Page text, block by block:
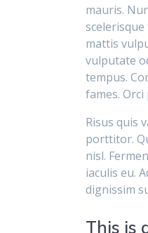
mauris.
mattis
vulputate
tempus.
fames.
Risus quis
porttitor.
nisl.
iaculis eu.
dignissim
This is